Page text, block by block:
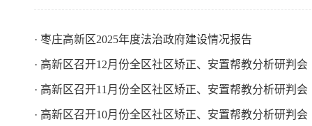
· 枣庄高新区2025年度法治政府建设情况报告
· 高新区召开12月份全区社区矫正、安置帮教分析研判会
· 高新区召开11月份全区社区矫正、安置帮教分析研判会
· 高新区召开10月份全区社区矫正、安置帮教分析研判会